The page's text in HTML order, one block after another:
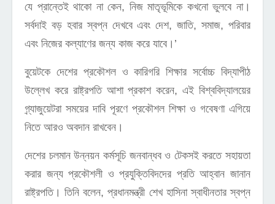
যে প্রান্তেই থাকো না কেন, নিজ মাতৃভূমিকে কখনো ভুলবে না।
সর্বদাই বড় হবার স্বপ্ন দেখবে এবং দেশ, জাতি, সমাজ, পরিবার
এবং নিজের কল্যাণের জন্য কাজ করে যাবে।’
বুয়েটকে দেশের প্রকৌশল ও কারিগরি শিক্ষার সর্বোচ্চ বিদ্যাপীঠ
উল্লেখ করে রাষ্ট্রপতি আশা প্রকাশ করেন, এই বিশ্ববিদ্যালয়ের
গ্র্যাজুয়েটরা সময়ের দাবি পূরণে প্রকৌশল শিক্ষা ও গবেষণা এগিয়ে
নিতে আরও অবদান রাখবেন।
দেশের চলমান উন্নয়ন কর্মসূচি জনবান্ধব ও টেকসই করতে সহায়তা
করার জন্য প্রকৌশলী ও প্রযুক্তিবিদদের প্রতি আহ্বান জানান
রাষ্ট্রপতি। তিনি বলেন, প্রধানমন্ত্রী শেখ হাসিনা স্বাধীনতার স্বপ্ন